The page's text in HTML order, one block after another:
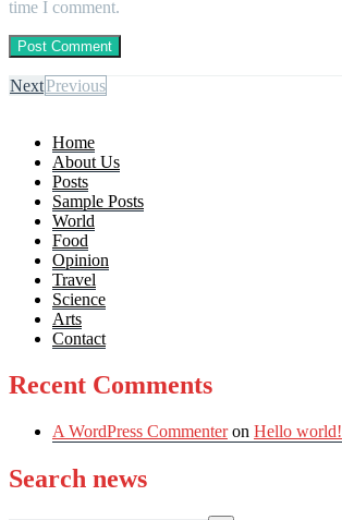
time I comment.
NextPrevious
Home
About Us
Posts
Sample Posts
World
Food
Opinion
Travel
Science
Arts
Contact
Recent Comments
A WordPress Commenteron Hello world!
Search news